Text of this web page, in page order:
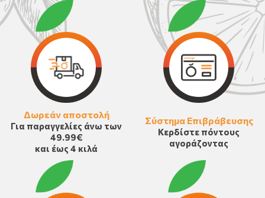
Δωρεάν αποστολή
Για παραγγελίες άνω των
49.99€
και έως 4 κιλά
Σύστημα Επιβράβευσης
Κερδίστε πόντους
αγοράζοντας